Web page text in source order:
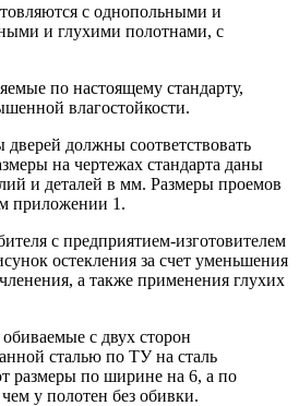
с однопольными и
и глухими полотнами, с
по настоящему стандарту,
влагостойкости.
должны соответствовать
на чертежах стандарта даны
и деталей в мм. Размеры проемов
приложении 1.
с предприятием-изготовителем
остекления за счет уменьшения
а также применения глухих
с двух сторон
сталью по ТУ на сталь
размеры по ширине на 6, а по
у полотен без обивки.